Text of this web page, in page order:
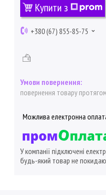
Купити з
+380 (67) 855-85-75
повернення товару
У компанії підключені
будь-який товар не